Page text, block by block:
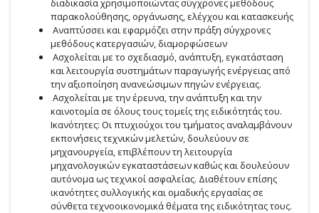
διαδικασία χρησιμοποιώντας σύγχρονες μεθόδους
παρακολούθησης, οργάνωσης, ελέγχου και κατασκευής
Αναπτύσσει και εφαρμόζει στην πράξη σύγχρονες
μεθόδους κατεργασιών, διαμορφώσεων
Ασχολείται με το σχεδιασμό, ανάπτυξη, εγκατάσταση
και λειτουργία συστημάτων παραγωγής ενέργειας από
την αξιοποίηση ανανεώσιμων πηγών ενέργειας.
Ασχολείται με την έρευνα, την ανάπτυξη και την
καινοτομία σε όλους τους τομείς της ειδικότητάς του.
Ικανότητες: Οι πτυχιούχοι του τμήματος αναλαμβάνουν
εκπονήσεις τεχνικών μελετών, δουλεύουν σε
μηχανουργεία, επιβλέπουν τη λειτουργία
μηχανολογικών εγκαταστάσεων καθώς και δουλεύουν
αυτόνομα ως τεχνικοί ασφαλείας. Διαθέτουν επίσης
ικανότητες συλλογικής και ομαδικής εργασίας σε
σύνθετα τεχνοοικονομικά θέματα της ειδικότητας τους.